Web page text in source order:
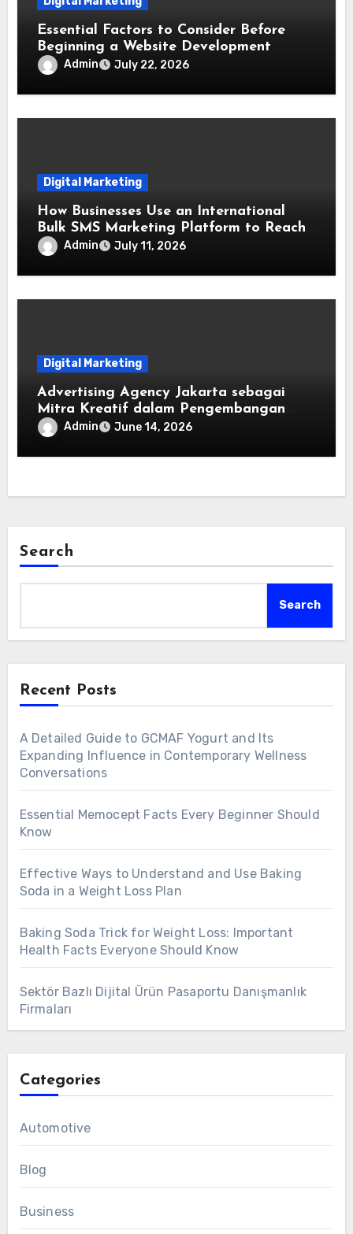
Essential Factors to Consider Before
Beginning a Website Development
Project
Admin July 22, 2026
Digital Marketing
How Businesses Use an International
Bulk SMS Marketing Platform to Reach
Worldwide Customers
Admin July 11, 2026
Digital Marketing
Advertising Agency Jakarta sebagai
Mitra Kreatif dalam Pengembangan
BisnisAdmin June 14, 2026
Search
Search
Recent Posts
A Detailed Guide to GCMAF Yogurt and Its
Expanding Influence in Contemporary Wellness
Conversations
Essential Memocept Facts Every Beginner Should
Know
Effective Ways to Understand and Use Baking
Soda in a Weight Loss Plan
Baking Soda Trick for Weight Loss: Important
Health Facts Everyone Should Know
Sektör Bazlı Dijital Ürün Pasaportu Danışmanlık
Firmaları
Categories
Automotive
Blog
Business